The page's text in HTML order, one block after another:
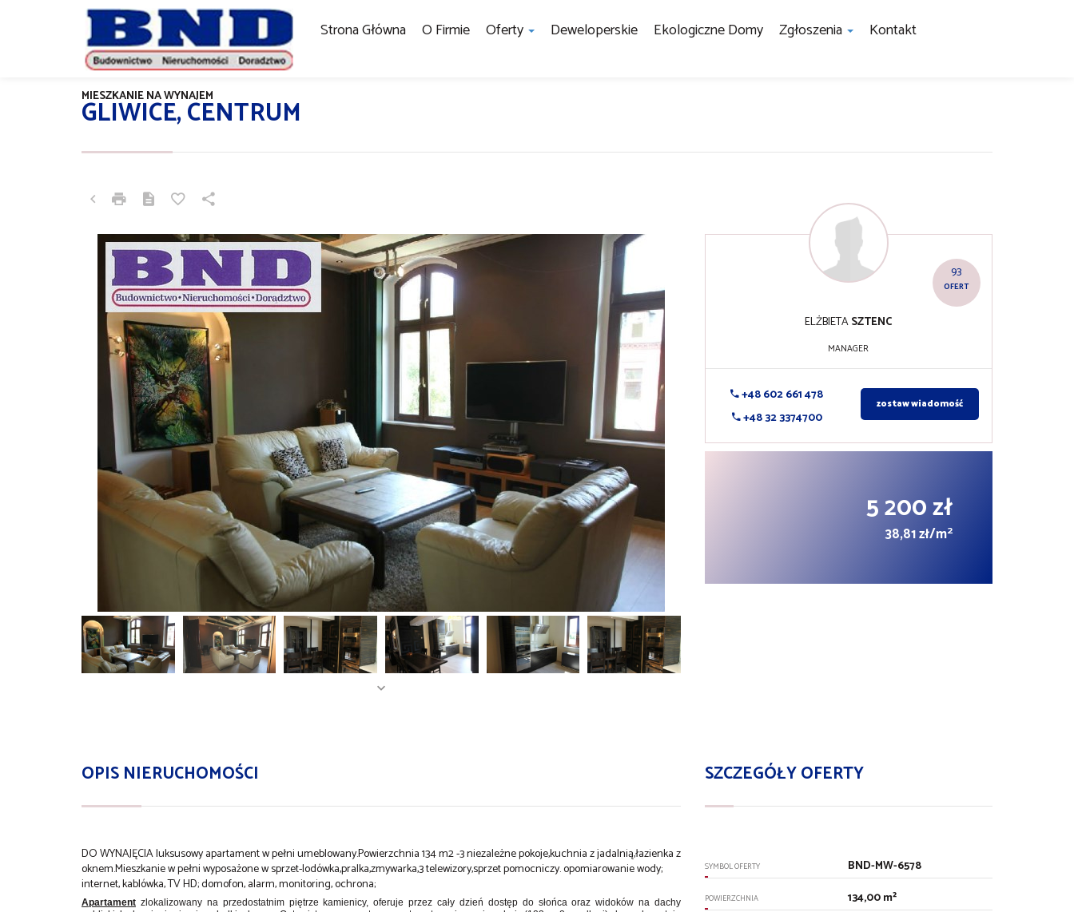
Strona Główna O Firmie Oferty Deweloperskie Ekologiczne Domy Zgłoszenia Kontakt
GLIWICE, CENTRUM
MIESZKANIE NA WYNAJEM
93
OFERT
ELŻBIETASZTENC
MANAGER
+48 602 661 478
+48 32 3374700
zostaw wiadomość
5 200 zł
38,81 zł/m2
OPIS NIERUCHOMOŚCI
DO WYNAJĘCIA luksusowy apartament w pełni umeblowany.Powierzchnia 134 m2 -3 niezależne pokoje,kuchnia z jadalnią,łazienka z
oknem.Mieszkanie w pełni wyposażone w sprzet-lodówka,pralka,zmywarka,3 telewizory,sprzet pomocniczy. opomiarowanie wody;
internet, kablówka, TV HD; domofon, alarm, monitoring, ochrona;
Apartament zlokalizowany na przedostatnim piętrze kamienicy, oferuje przez cały dzień dostęp do słońca oraz widoków na dachy
SZCZEGÓŁY OFERTY
SYMBOL OFERTY BND-MW-6578
POWIERZCHNIA 134,00 m²